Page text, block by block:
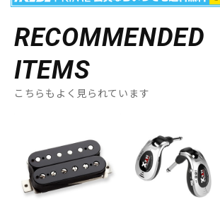
RECOMMENDED
ITEMS
こちらもよく見られています